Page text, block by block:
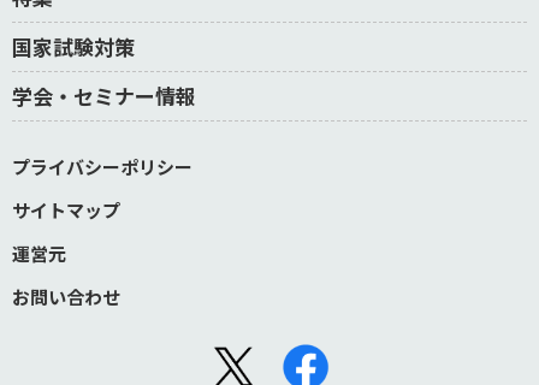
国家試験対策
学会・セミナー情報
プライバシーポリシー
サイトマップ
運営元
お問い合わせ